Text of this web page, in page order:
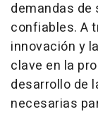
demandas
confiables. A
innovación y
clave en la
desarrollo de
necesarias